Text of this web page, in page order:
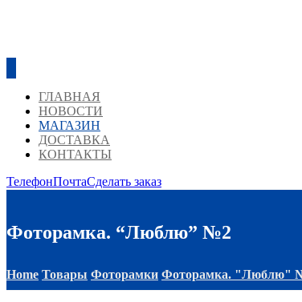
ГЛАВНАЯ
НОВОСТИ
МАГАЗИН
ДОСТАВКА
КОНТАКТЫ
ТелефонПочтаСделать заказ
Фоторамка. “Люблю” №2
Home Товары Фоторамки Фоторамка. "Люблю"